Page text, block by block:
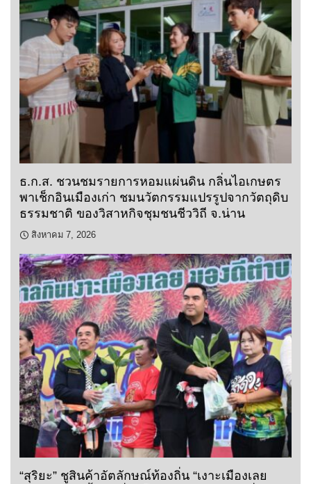
ธ.ก.ส. ชวนชมรายการหอมแผ่นดิน กลิ่นไอเกษตร
พาเช็กอินเมืองเก่า ชมนวัตกรรมแปรรูปจากวัตถุดิบ
ธรรมชาติ ของวิสาหกิจชุมชนชีววิถี จ.น่าน
สิงหาคม 7, 2026
“สุริยะ” ชูสินค้าอัตลักษณ์ท้องถิ่น “เงาะเมืองเลย